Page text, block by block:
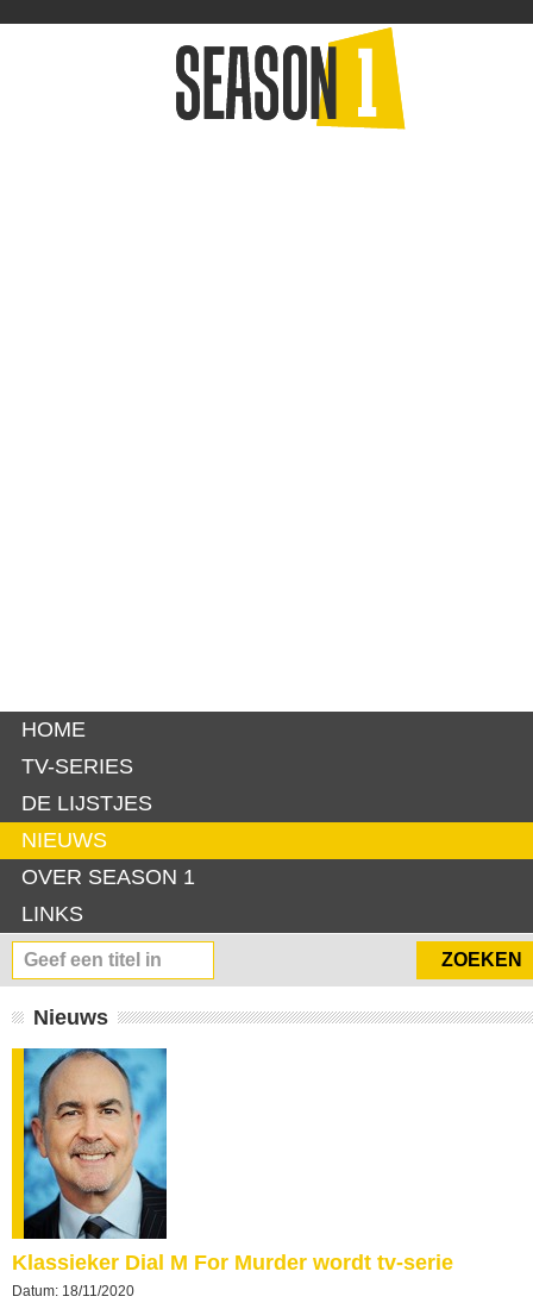
HOME
TV-SERIES
DE LIJSTJES
NIEUWS
OVER SEASON 1
LINKS
Nieuws
Klassieker Dial M For Murder wordt tv-serie
Datum: 18/11/2020